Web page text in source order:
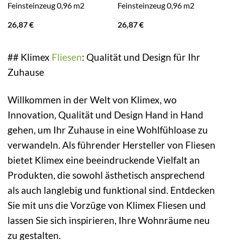
Feinsteinzeug 0,96 m2
26,87€
Feinsteinzeug 0,96 m2
26,87€
## Klimex Fliesen: Qualität und Design für Ihr
Zuhause
Willkommen in der Welt von Klimex, wo
Innovation, Qualität und Design Hand in Hand
gehen, um Ihr Zuhause in eine Wohlfühloase zu
verwandeln. Als führender Hersteller von Fliesen
bietet Klimex eine beeindruckende Vielfalt an
Produkten, die sowohl ästhetisch ansprechend
als auch langlebig und funktional sind. Entdecken
Sie mit uns die Vorzüge von Klimex Fliesen und
lassen Sie sich inspirieren, Ihre Wohnräume neu
zu gestalten.